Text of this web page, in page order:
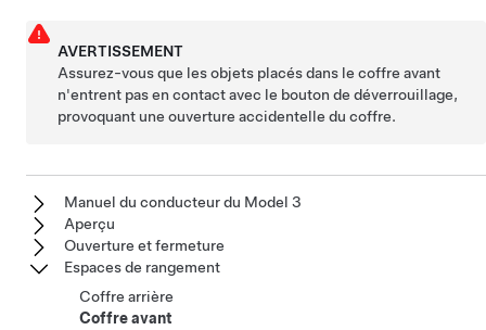
AVERTISSEMENT
Assurez-vous que les objets placés dans le coffre avant
n'entrent pas en contact avec le bouton de déverrouillage,
provoquant une ouverture accidentelle du coffre.
Manuel du conducteur du Model 3
Aperçu
Ouverture et fermeture
Espaces de rangement
Coffre arrière
Coffre avant